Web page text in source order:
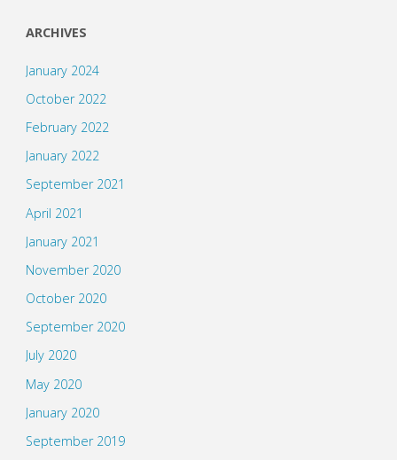
ARCHIVES
January 2024
October 2022
February 2022
January 2022
September 2021
April 2021
January 2021
November 2020
October 2020
September 2020
July 2020
May 2020
January 2020
September 2019